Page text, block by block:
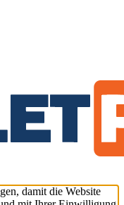
damit die Website